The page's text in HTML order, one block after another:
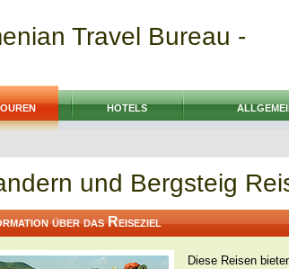
Travel Bureau -
HOTELS
und Bergsteig
über das Reiseziel
Diese Reisen